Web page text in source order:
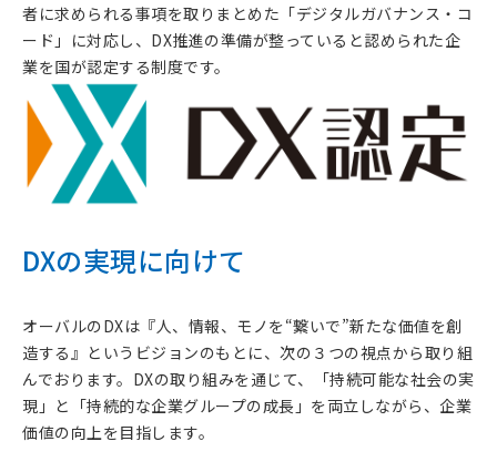
者に求められる事項を取りまとめた「デジタルガバナンス・コ
ード」に対応し、DX推進の準備が整っていると認められた企
業を国が認定する制度です。
DXの実現に向けて
オーバルのDXは『人、情報、モノを“繋いで”新たな価値を創
造する』というビジョンのもとに、次の３つの視点から取り組
んでおります。DXの取り組みを通じて、「持続可能な社会の実
現」と「持続的な企業グループの成長」を両立しながら、企業
価値の向上を目指します。